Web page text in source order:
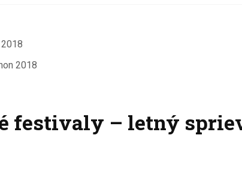
2018
festivaly – letný